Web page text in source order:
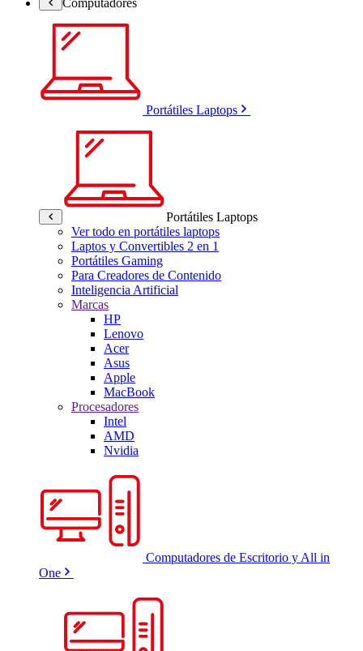
Portátiles Laptops
Portátiles Laptops
Ver todo en portátiles laptops
Laptos y Convertibles 2 en 1
Portátiles Gaming
Para Creadores de Contenido
Inteligencia Artificial
Marcas
HP
Lenovo
Acer
Asus
Apple
MacBook
Procesadores
Intel
AMD
Nvidia
Computadores de Escritorio y All in
One